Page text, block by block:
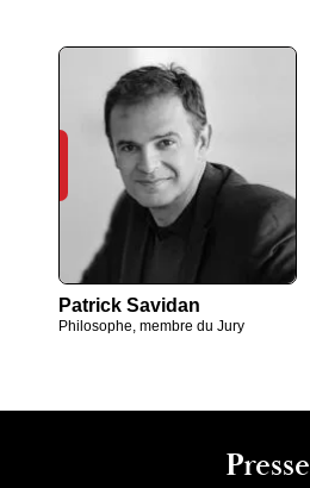
Patrick Savidan
Philosophe, membre du Jury
Presse